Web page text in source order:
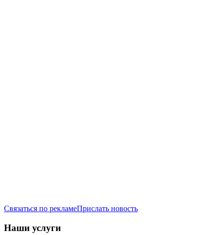
Связаться по рекламеПрислать новость
Наши услуги